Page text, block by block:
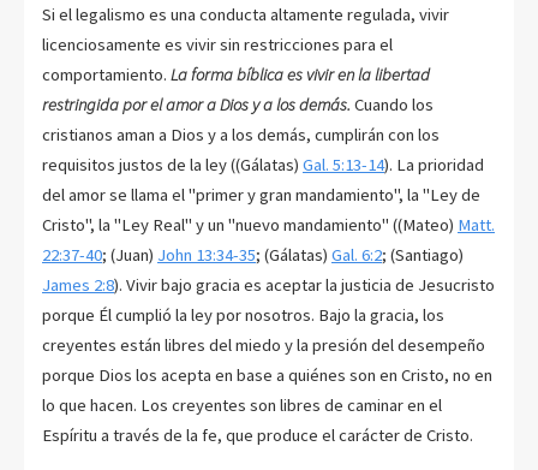
Si el legalismo es una conducta altamente regulada, vivir
licenciosamente es vivir sin restricciones para el
comportamiento. La forma bíblica es vivir en la libertad
restringida por el amor a Dios y a los demás. Cuando los
cristianos aman a Dios y a los demás, cumplirán con los
requisitos justos de la ley ((Gálatas) Gal. 5:13-14). La prioridad
del amor se llama el "primer y gran mandamiento", la "Ley de
Cristo", la "Ley Real" y un "nuevo mandamiento" ((Mateo) Matt.
22:37-40; (Juan) John 13:34-35; (Gálatas) Gal. 6:2; (Santiago)
James 2:8). Vivir bajo gracia es aceptar la justicia de Jesucristo
porque Él cumplió la ley por nosotros. Bajo la gracia, los
creyentes están libres del miedo y la presión del desempeño
porque Dios los acepta en base a quiénes son en Cristo, no en
lo que hacen. Los creyentes son libres de caminar en el
Espíritu a través de la fe, que produce el carácter de Cristo.